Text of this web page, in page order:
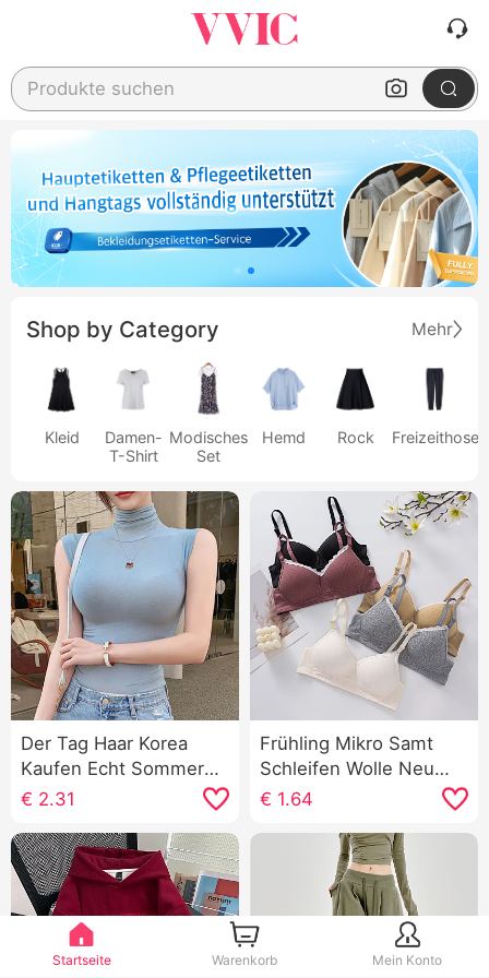
Produkte suchen
Shop by Category Mehr
Kleid
Damen-
T-Shirt
Modisches
Set
Hemd Rock Freizeithose
Der Tag Haar Korea
Kaufen Echt Sommer
Neu an659 Super hao
Mikro Durch Rollkragen
Grundieren T-Shirt
€ 2.31
Frühling Mikro Samt
Schleifen Wolle Neu
Explosiver Stil Luo Li
Gürtel Brust Pad
Schlank Leibchen
€ 1.64
Startseite Warenkorb Mein Konto